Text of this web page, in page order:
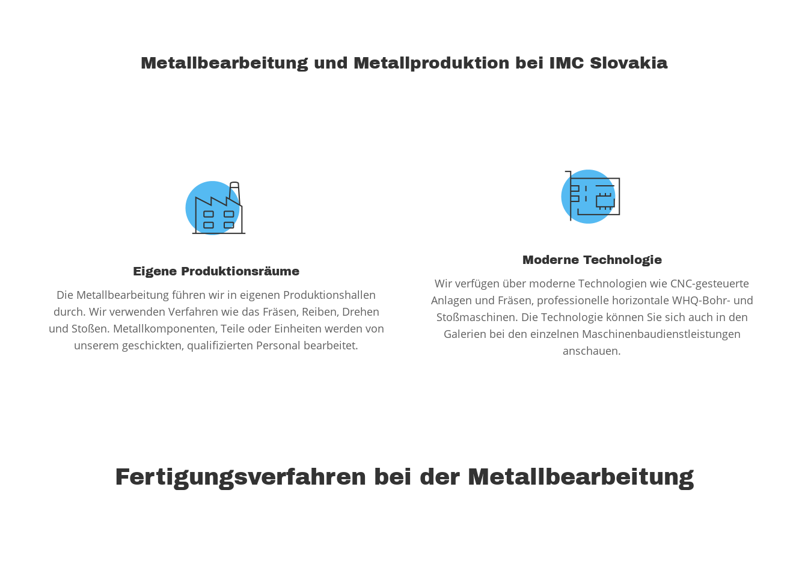
Metallbearbeitung und Metallproduktion bei IMC Slovakia
Eigene Produktionsräume
Die Metallbearbeitung führen wir in eigenen Produktionshallen
durch. Wir verwenden Verfahren wie das Fräsen, Reiben, Drehen
und Stoßen. Metallkomponenten, Teile oder Einheiten werden von
unserem geschickten, qualifizierten Personal bearbeitet.
Moderne Technologie
Wir verfügen über moderne Technologien wie CNC-gesteuerte
Anlagen und Fräsen, professionelle horizontale WHQ-Bohr- und
Stoßmaschinen. Die Technologie können Sie sich auch in den
Galerien bei den einzelnen Maschinenbaudienstleistungen
anschauen.
Fertigungsverfahren bei der Metallbearbeitung